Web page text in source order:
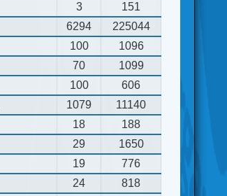
3
151
6294
225044
100
1096
70
1099
100
606
1079
11140
18
188
29
1650
19
776
24
818